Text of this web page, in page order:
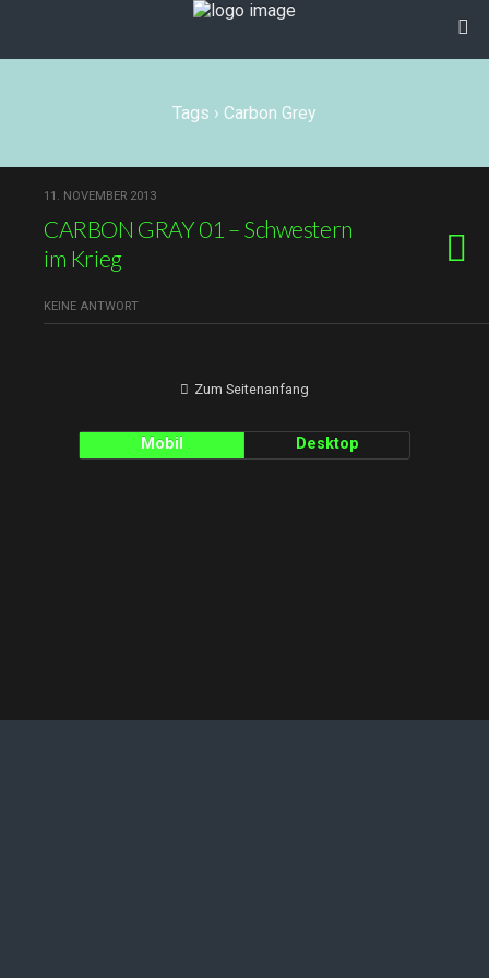
Tags › Carbon Grey
11. NOVEMBER 2013
CARBON GRAY 01 – Schwestern
im Krieg
KEINE ANTWORT
Zum Seitenanfang
Mobil Desktop